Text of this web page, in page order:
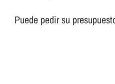
Puede pedir su